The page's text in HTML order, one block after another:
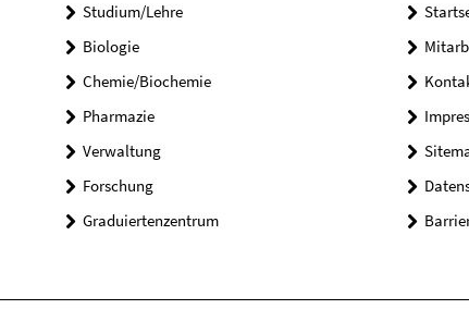
Studium/Lehre
Biologie
Chemie/Biochemie
Pharmazie
Verwaltung
Forschung
Graduiertenzentrum